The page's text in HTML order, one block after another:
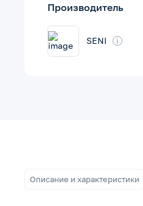
Производитель
SENI i
Описание и характеристики